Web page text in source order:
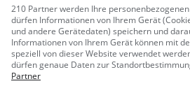
74078 Heilbronn
findet man die charmante
210 Partner werden Ihre
dürfen Informationen von Ihrem Gerät
und andere Gerätedaten) speichern und
Informationen von Ihrem Gerät können mit
speziell von dieser Website verwendet
dürfen genaue Daten zur
Partner